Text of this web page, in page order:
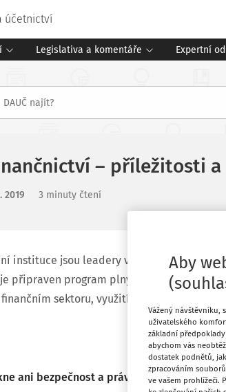
účetnictví
Legislativa a komentáře Expertní
– příležitosti
2019 3 minuty čtení
instituce jsou leadery v zavádění nových
připraven program plný zajímavých
sektoru, využití umělé inteligence,
ani bezpečnost a právní rámec
Aby
Vážený návštěvníku,
uživatelského
základní
abychom vás
dostatek podnětů,
zpracováním
ve vašem prohlížeči.